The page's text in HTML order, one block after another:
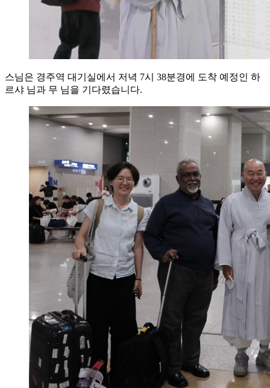
스님은 경주역 대기실에서 저녁 7시 38분경에 도착 예정인 하
르샤 님과 무 님을 기다렸습니다.